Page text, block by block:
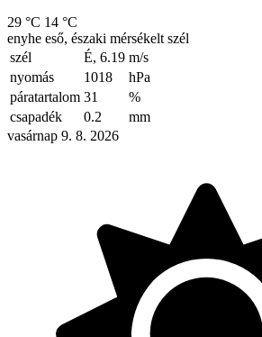
29 °C 14 °C
enyhe eső, északi mérsékelt szél
szél
É, 6.19 m/s
nyomás
1018
hPa
páratartalom 31
%
csapadék
0.2
mm
vasárnap 9. 8. 2026